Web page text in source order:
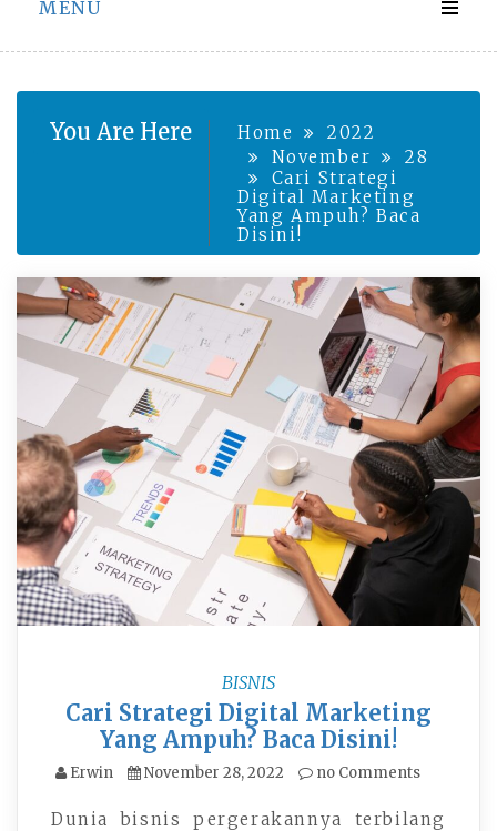
MENU
You Are Here Home
2022
November
28
Cari Strategi
Digital Marketing
Yang Ampuh? Baca
Disini!
BISNIS
Cari Strategi Digital Marketing
Yang Ampuh? Baca Disini!
Erwin November 28, 2022 no Comments
Dunia bisnis pergerakannya terbilang